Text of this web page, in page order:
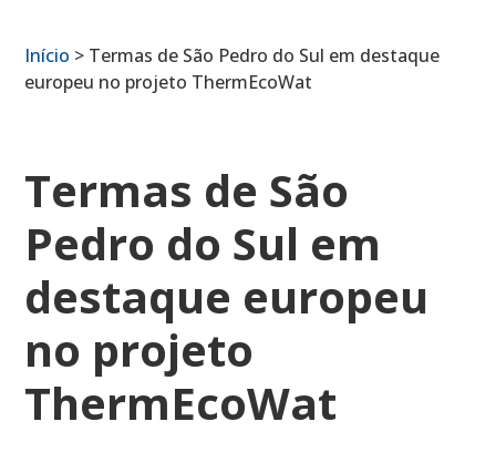
Início > Termas de São Pedro do Sul em destaque
europeu no projeto ThermEcoWat
Termas de São
Pedro do Sul em
destaque europeu
no projeto
ThermEcoWat